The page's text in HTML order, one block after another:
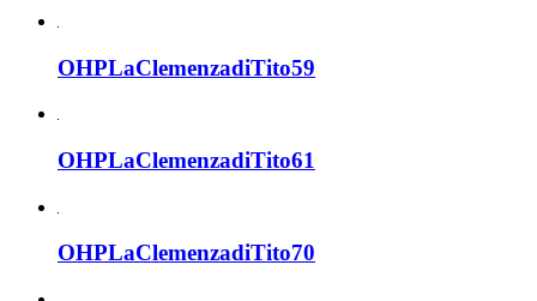
OHPLaClemenzadiTito59
OHPLaClemenzadiTito61
OHPLaClemenzadiTito70